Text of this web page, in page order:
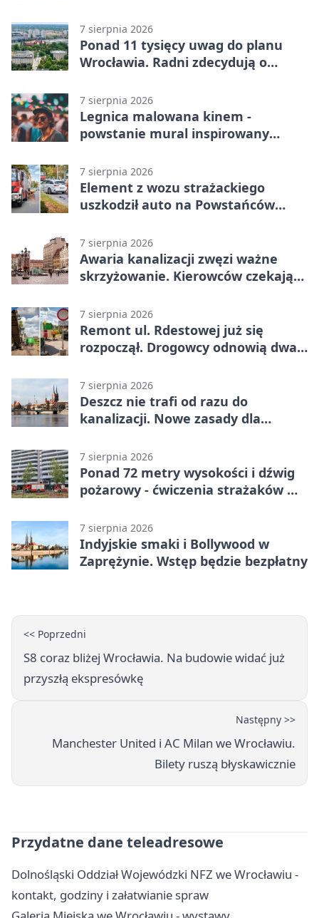
7 sierpnia 2026
Ponad 11 tysięcy uwag do planu
Wrocławia. Radni zdecydują o
7 sierpnia 2026
Legnica malowana kinem -
powstanie mural inspirowany
7 sierpnia 2026
Element z wozu strażackiego
uszkodził auto na Powstańców
7 sierpnia 2026
Awaria kanalizacji zwęzi ważne
skrzyżowanie. Kierowców czekają
7 sierpnia 2026
Remont ul. Rdestowej już się
rozpoczął. Drogowcy odnowią dwa
7 sierpnia 2026
Deszcz nie trafi od razu do
kanalizacji. Nowe zasady dla
7 sierpnia 2026
Ponad 72 metry wysokości i dźwig
pożarowy - ćwiczenia strażaków we
7 sierpnia 2026
Indyjskie smaki i Bollywood w
Zaprężynie. Wstęp będzie bezpłatny
<< Poprzedni
S8 coraz bliżej Wrocławia. Na budowie widać już
przyszłą ekspresówkę
Następny >>
Manchester United i AC Milan we Wrocławiu.
Bilety ruszą błyskawicznie
Przydatne dane teleadresowe
Dolnośląski Oddział Wojewódzki NFZ we Wrocławiu -
kontakt, godziny i załatwianie spraw